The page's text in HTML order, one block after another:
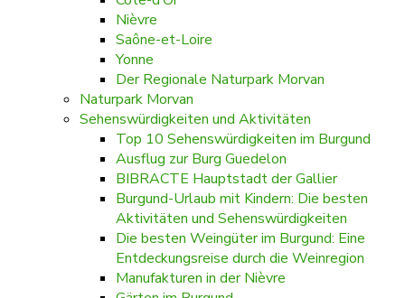
Nièvre
Saône-et-Loire
Yonne
Der Regionale Naturpark Morvan
Naturpark Morvan
Sehenswürdigkeiten und Aktivitäten
Top 10 Sehenswürdigkeiten im Burgund
Ausflug zur Burg Guedelon
BIBRACTE Hauptstadt der Gallier
Burgund-Urlaub mit Kindern: Die besten
Aktivitäten und Sehenswürdigkeiten
Die besten Weingüter im Burgund: Eine
Entdeckungsreise durch die Weinregion
Manufakturen in der Nièvre